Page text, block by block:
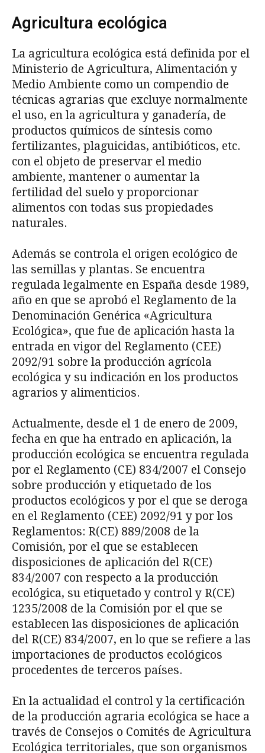
Agricultura ecológica
La agricultura ecológica está definida por el
Ministerio de Agricultura, Alimentación y
Medio Ambiente como un compendio de
técnicas agrarias que excluye normalmente
el uso, en la agricultura y ganadería, de
productos químicos de síntesis como
fertilizantes, plaguicidas, antibióticos, etc.
con el objeto de preservar el medio
ambiente, mantener o aumentar la
fertilidad del suelo y proporcionar
alimentos con todas sus propiedades
naturales.
Además se controla el origen ecológico de
las semillas y plantas. Se encuentra
regulada legalmente en España desde 1989,
año en que se aprobó el Reglamento de la
Denominación Genérica «Agricultura
Ecológica», que fue de aplicación hasta la
entrada en vigor del Reglamento (CEE)
2092/91 sobre la producción agrícola
ecológica y su indicación en los productos
agrarios y alimenticios.
Actualmente, desde el 1 de enero de 2009,
fecha en que ha entrado en aplicación, la
producción ecológica se encuentra regulada
por el Reglamento (CE) 834/2007 el Consejo
sobre producción y etiquetado de los
productos ecológicos y por el que se deroga
en el Reglamento (CEE) 2092/91 y por los
Reglamentos: R(CE) 889/2008 de la
Comisión, por el que se establecen
disposiciones de aplicación del R(CE)
834/2007 con respecto a la producción
ecológica, su etiquetado y control y R(CE)
1235/2008 de la Comisión por el que se
establecen las disposiciones de aplicación
del R(CE) 834/2007, en lo que se refiere a las
importaciones de productos ecológicos
procedentes de terceros países.
En la actualidad el control y la certificación
de la producción agraria ecológica se hace a
través de Consejos o Comités de Agricultura
Ecológica territoriales, que son organismos